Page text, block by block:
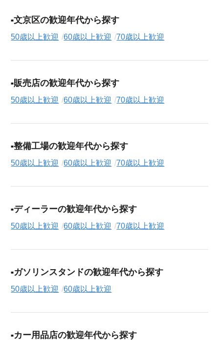
文京区の歓迎年代から探す
50歳以上歓迎 60歳以上歓迎 70歳以上歓迎
販売店の歓迎年代から探す
50歳以上歓迎 60歳以上歓迎 70歳以上歓迎
整備工場の歓迎年代から探す
50歳以上歓迎 60歳以上歓迎 70歳以上歓迎
ディーラーの歓迎年代から探す
50歳以上歓迎 60歳以上歓迎 70歳以上歓迎
ガソリンスタンドの歓迎年代から探す
50歳以上歓迎 60歳以上歓迎
カー用品店の歓迎年代から探す